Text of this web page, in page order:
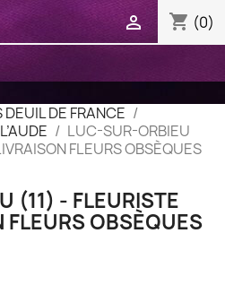
shopping_cart (0)

DE FRANCE
LUC-SUR-ORBIEU
FLEURS OBSÈQUES
(11) - FLEURISTE
FLEURS OBSÈQUES